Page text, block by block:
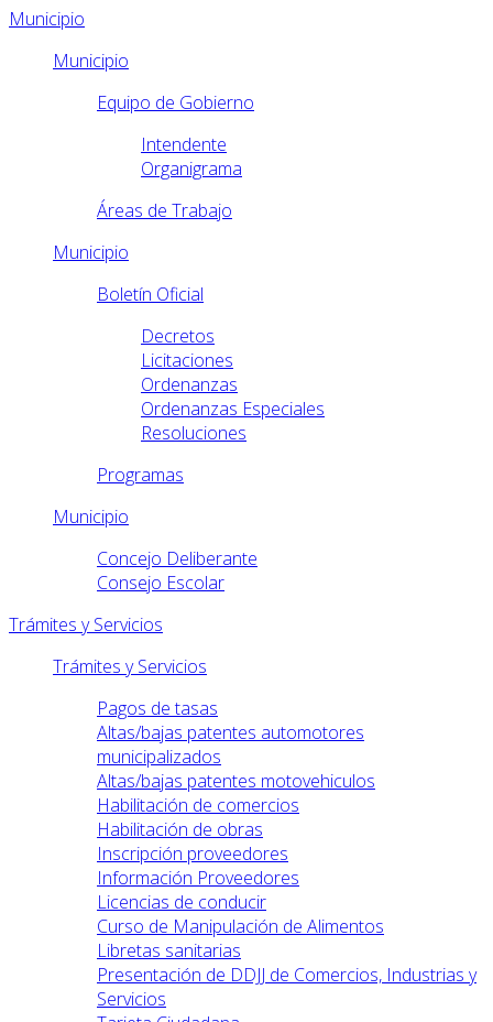
Municipio
Municipio
Equipo de Gobierno
Intendente
Organigrama
Áreas de Trabajo
Municipio
Boletín Oficial
Decretos
Licitaciones
Ordenanzas
Ordenanzas Especiales
Resoluciones
Programas
Municipio
Concejo Deliberante
Consejo Escolar
Trámites y Servicios
Trámites y Servicios
Pagos de tasas
Altas/bajas patentes automotores
municipalizados
Altas/bajas patentes motovehiculos
Habilitación de comercios
Habilitación de obras
Inscripción proveedores
Información Proveedores
Licencias de conducir
Curso de Manipulación de Alimentos
Libretas sanitarias
Presentación de DDJJ de Comercios, Industrias y
Servicios